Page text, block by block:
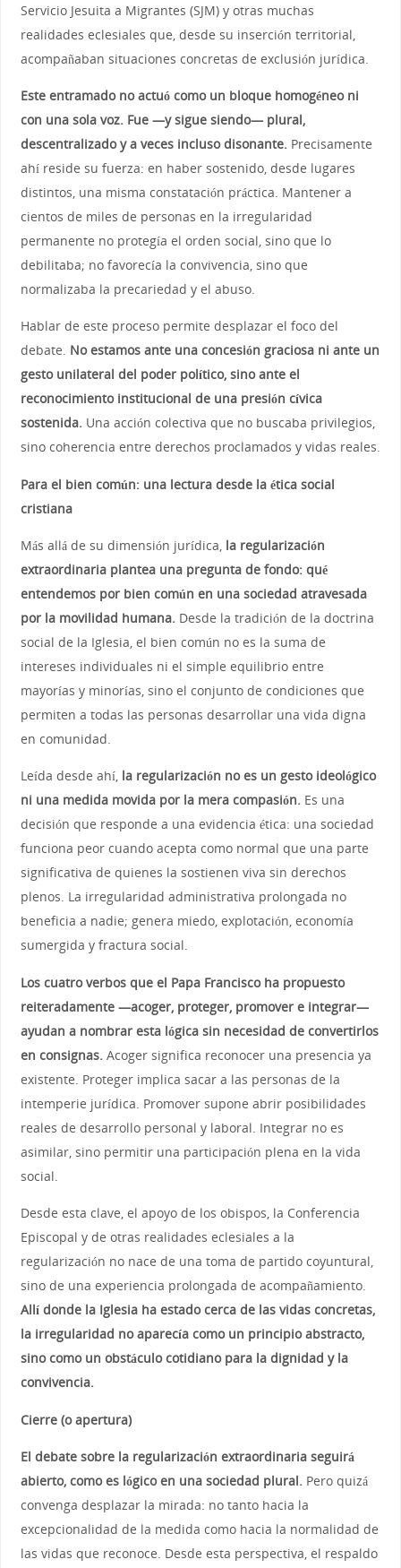
Servicio Jesuita a Migrantes (SJM) y otras muchas
realidades eclesiales que, desde su inserción territorial,
acompañaban situaciones concretas de exclusión jurídica.
Este entramado no actuó como un bloque homogéneo ni
con una sola voz. Fue —y sigue siendo— plural,
descentralizado y a veces incluso disonante. Precisamente
ahí reside su fuerza: en haber sostenido, desde lugares
distintos, una misma constatación práctica. Mantener a
cientos de miles de personas en la irregularidad
permanente no protegía el orden social, sino que lo
debilitaba; no favorecía la convivencia, sino que
normalizaba la precariedad y el abuso.
Hablar de este proceso permite desplazar el foco del
debate. No estamos ante una concesión graciosa ni ante un
gesto unilateral del poder político, sino ante el
reconocimiento institucional de una presión cívica
sostenida. Una acción colectiva que no buscaba privilegios,
sino coherencia entre derechos proclamados y vidas reales.
Para el bien común: una lectura desde la ética social
cristiana
Más allá de su dimensión jurídica, la regularización
extraordinaria plantea una pregunta de fondo: qué
entendemos por bien común en una sociedad atravesada
por la movilidad humana.Desde la tradición de la doctrina
social de la Iglesia, el bien común no es la suma de
intereses individuales ni el simple equilibrio entre
mayorías y minorías, sino el conjunto de condiciones que
permiten a todas las personas desarrollar una vida digna
en comunidad.
Leída desde ahí, la regularización no es un gesto ideológico
ni una medida movida por la mera compasión. Es una
decisión que responde a una evidencia ética: una sociedad
funciona peor cuando acepta como normal que una parte
significativa de quienes la sostienen viva sin derechos
plenos. La irregularidad administrativa prolongada no
beneficia a nadie; genera miedo, explotación, economía
sumergida y fractura social.
Los cuatro verbos que el Papa Francisco ha propuesto
reiteradamente —acoger, proteger, promover e integrar—
ayudan a nombrar esta lógica sin necesidad de convertirlos
en consignas.Acoger significa reconocer una presencia ya
existente. Proteger implica sacar a las personas de la
intemperie jurídica. Promover supone abrir posibilidades
reales de desarrollo personal y laboral. Integrar no es
asimilar, sino permitir una participación plena en la vida
social.
Desde esta clave, el apoyo de los obispos, la Conferencia
Episcopal y de otras realidades eclesiales a la
regularización no nace de una toma de partido coyuntural,
sino de una experiencia prolongada de acompañamiento.
Allí donde la Iglesia ha estado cerca de las vidas concretas,
la irregularidad no aparecía como un principio abstracto,
sino como un obstáculo cotidiano para la dignidad y la
convivencia.
Cierre (o apertura)
El debate sobre la regularización extraordinaria seguirá
abierto, como es lógico en una sociedad plural. Pero quizá
convenga desplazar la mirada: no tanto hacia la
excepcionalidad de la medida como hacia la normalidad de
las vidas que reconoce. Desde esta perspectiva, el respaldo